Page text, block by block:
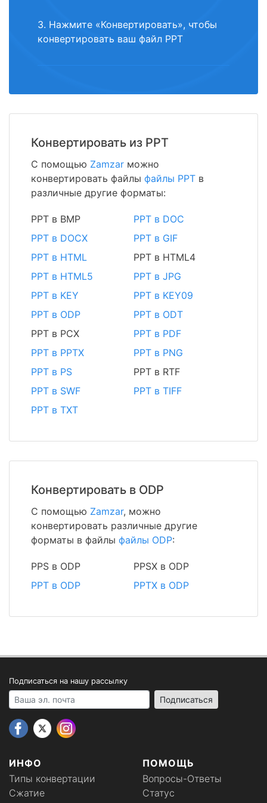
3. Нажмите «Конвертировать», чтобы
конвертировать ваш файл PPT
Конвертировать из PPT
С помощью Zamzar можно
конвертировать файлы файлы PPT в
различные другие форматы:
PPT в BMP
PPT в DOC
PPT в DOCX
PPT в GIF
PPT в HTML
PPT в HTML4
PPT в HTML5
PPT в JPG
PPT в KEY
PPT в KEY09
PPT в ODP
PPT в ODT
PPT в PCX
PPT в PDF
PPT в PPTX
PPT в PNG
PPT в PS
PPT в RTF
PPT в SWF
PPT в TIFF
PPT в TXT
Конвертировать в ODP
С помощью Zamzar, можно
конвертировать различные другие
форматы в файлы файлы ODP:
PPS в ODP
PPSX в ODP
PPT в ODP
PPTX в ODP
ИНФО
Типы конвертации
Сжатие
ПОМОЩЬ
Вопросы-Ответы
Статус
Подписаться на нашу рассылку
Your email address Подписаться